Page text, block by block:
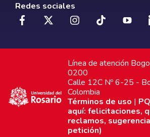
Redes sociales
Línea de atención
0200
Calle 12C Nº 6-25 -
Colombia
Términos de uso |
aquí: felicitaciones,
reclamos,
petición)